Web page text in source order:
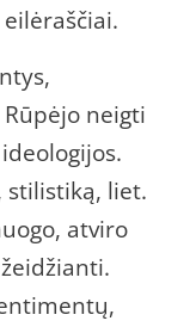
neigti
stilistiką, liet.
atviro